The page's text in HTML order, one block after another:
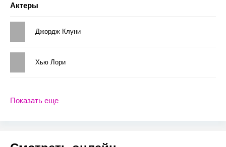
Актеры
Джордж Клуни
Хью Лори
Показать еще